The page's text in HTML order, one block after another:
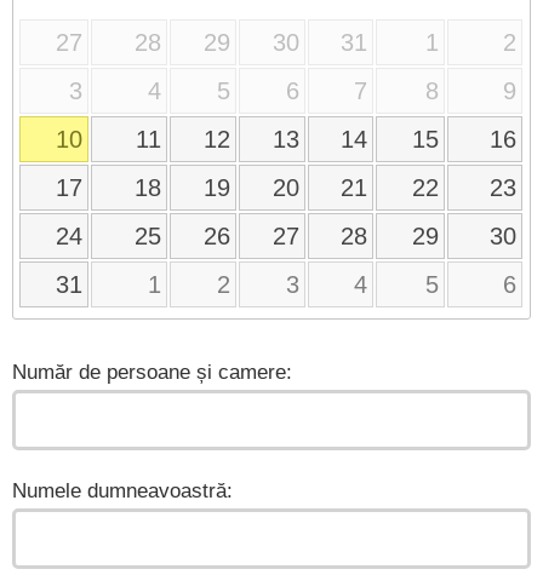
27 28 29 30 31 1
2
3
4 5 6 7 8
9
10
11 12 13 14 15
16
17
18 19 20 21 22
23
24
25 26 27 28 29
30
31
1 2 3 4 5 6
Număr de persoane și camere:
Numele dumneavoastră: